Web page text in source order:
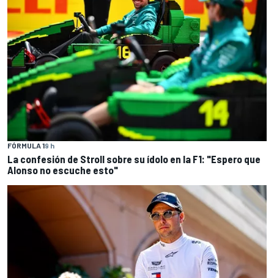
FÓRMULA 19 h
La confesión de Stroll sobre su ídolo en la F1: "Espero que
Alonso no escuche esto"